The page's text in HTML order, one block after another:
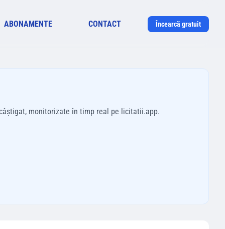
ABONAMENTE CONTACT Încearcă gratuit
monitorizate în timp real pe licitatii.app.